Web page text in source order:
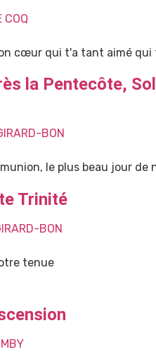
cœur qui t'a tant aimé
la Pentecôte,
BON
le plus beau jour de
Trinité
BON
tenue